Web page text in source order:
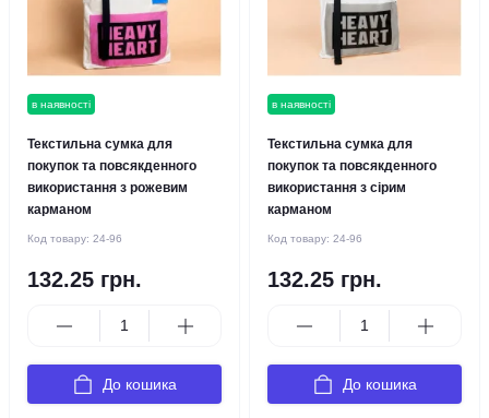
в наявності
Текстильна сумка для
покупок та повсякденного
використання з рожевим
карманом
Код товару: 24-96
132.25 грн.
До кошика
в наявності
Текстильна сумка для
покупок та повсякденного
використання з сірим
карманом
Код товару: 24-96
132.25 грн.
До кошика